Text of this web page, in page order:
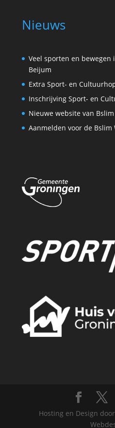
Nieuws
Veel sporten en bewegen
Beijum
Extra Sport- en
Inschrijving Sport- en
Nieuwe website van
Aanmelden voor de Bslim
Hosting en Design